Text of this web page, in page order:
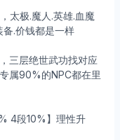
太极.魔人.英雄.血魔
.价钱都是一样
三层绝世武功找对应
属90%的NPC都在里
4段10%】理性升